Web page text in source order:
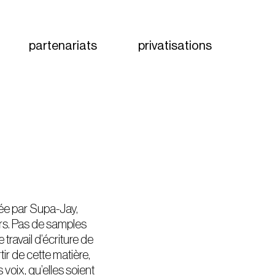
partenariats privatisations
par Supa-Jay,
Pas de samples
d’écriture de
de cette matière,
qu’elles soient